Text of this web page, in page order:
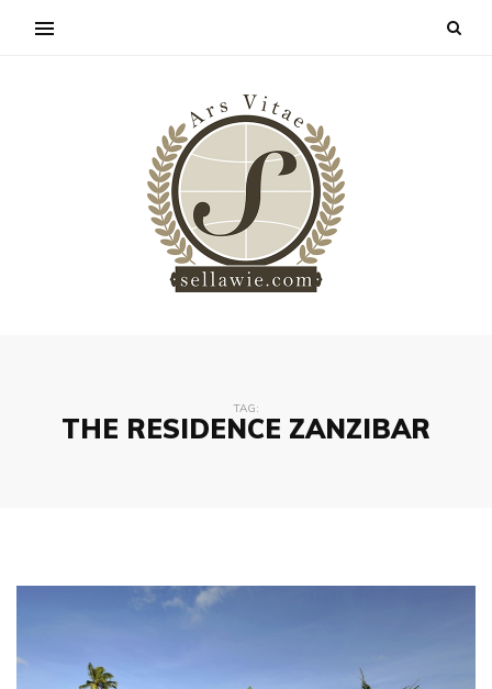
TAG:
THE RESIDENCE ZANZIBAR